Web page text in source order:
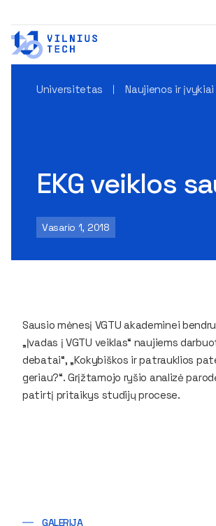
Universitetas Naujienos ir įvykiai
EKG veiklos
Vasario 1, 2018
Sausio mėnesį VGTU akademinei
„Įvadas į VGTU veiklas“ naujiems
debatai“, „Kokybiškos ir patrauklios
geriau?“. Grįžtamojo ryšio analizė
patirtį pritaikys studijų procese.
GALERIJA